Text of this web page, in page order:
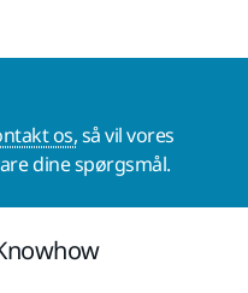
os,så vil vores
dine spørgsmål.